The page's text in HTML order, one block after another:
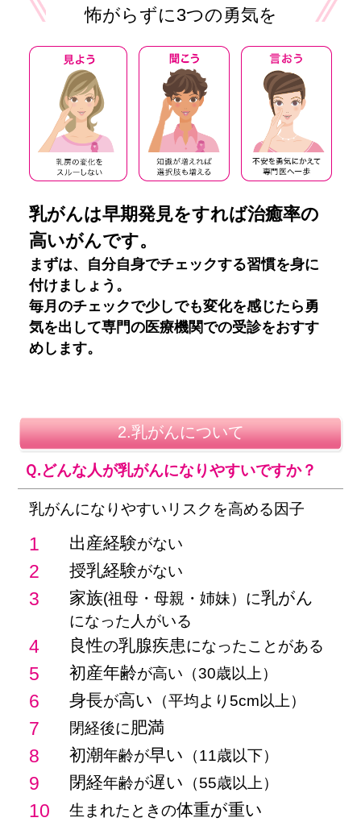
怖がらずに3つの勇気を
乳がんは早期発見をすれば治癒率の
高いがんです。
まずは、自分自身でチェックする習慣を身に
付けましょう。
毎月のチェックで少しでも変化を感じたら勇
気を出して専門の医療機関での受診をおすす
めします。
2.乳がんについて
Ｑ.どんな人が乳がんになりやすいですか？
乳がんになりやすい リスク を高める因子
1 出産経験がない
2 授乳経験がない
3 家族(祖母・母親・姉妹）に乳がん
になった人がいる
4 良性の乳腺疾患になったことがある
5 初産年齢が高い （30歳以上）
6 身長が高い （平均より5cm以上）
7 閉経後に肥満
8 初潮年齢が早い （11歳以下）
9 閉経年齢が遅い （55歳以上）
10 生まれたときの体重が重い